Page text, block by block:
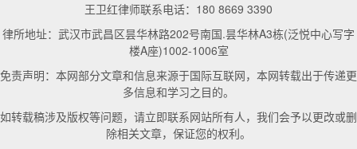
王卫红律师联系电话：180 8669 3390
律所地址：武汉市武昌区昙华林路202号南国.昙华林A3栋(泛悦中心写字
楼A座)1002-1006室
免责声明：本网部分文章和信息来源于国际互联网，本网转载出于传递更
多信息和学习之目的。
如转载稿涉及版权等问题，请立即联系网站所有人，我们会予以更改或删
除相关文章，保证您的权利。